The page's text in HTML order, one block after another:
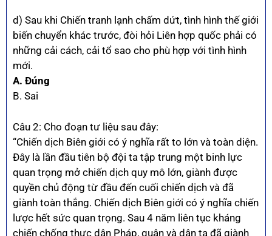
d) Sau khi Chiến tranh lạnh chấm dứt, tình hình thế giới
biến chuyển khác trước, đòi hỏi Liên hợp quốc phải có
những cải cách, cải tổ sao cho phù hợp với tình hình
mới.
A. Đúng
B. Sai
Câu 2: Cho đoạn tư liệu sau đây:
“Chiến dịch Biên giới có ý nghĩa rất to lớn và toàn diện.
Đây là lần đầu tiên bộ đội ta tập trung một binh lực
quan trọng mở chiến dịch quy mô lớn, giành được
quyền chủ động từ đầu đến cuối chiến dịch và đã
giành toàn thắng. Chiến dịch Biên giới có ý nghĩa chiến
lược hết sức quan trọng. Sau 4 năm liên tục kháng
chiến chống thực dân Pháp, quân và dân ta đã giành